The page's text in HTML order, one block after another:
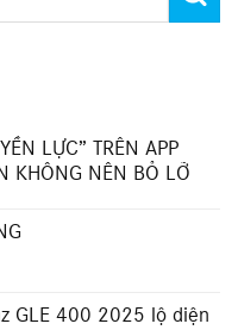
LỰC” TRÊN APP
KHÔNG NÊN BỎ LỠ
GLE 400 2025 lộ diện